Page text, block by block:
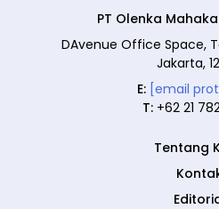
PT Olenka
DAvenue Office Space,
Jakarta,
E: [email
T: +62 21
Tentang